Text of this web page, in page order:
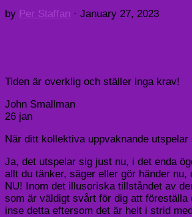
by Per Staffan · January 27, 2023
Tiden är overklig och ställer inga krav!
John Smallman
26 jan
När ditt kollektiva uppvaknande
Ja, det utspelar sig just nu, i det enda
allt du tänker, säger eller gör händer
NU! Inom det illusoriska tillståndet av
som är väldigt svårt för dig att
inse detta eftersom det är helt i strid